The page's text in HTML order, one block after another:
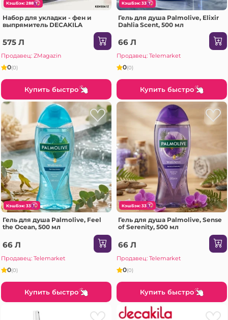
КэшБэк: 288
Набор для укладки - фен и
выпрямитель DECAKILA
575 Л
Продавец: ZMagazin
0(0)
Купить быстро
КэшБэк: 33
Гель для душа Palmolive, Elixir
Dahlia Scent, 500 мл
66 Л
Продавец: Telemarket
0(0)
Купить быстро
КэшБэк: 33
Гель для душа Palmolive, Feel
the Ocean, 500 мл
66 Л
Продавец: Telemarket
0(0)
Купить быстро
КэшБэк: 33
Гель для душа Palmolive, Sense
of Serenity, 500 мл
66 Л
Продавец: Telemarket
0(0)
Купить быстро